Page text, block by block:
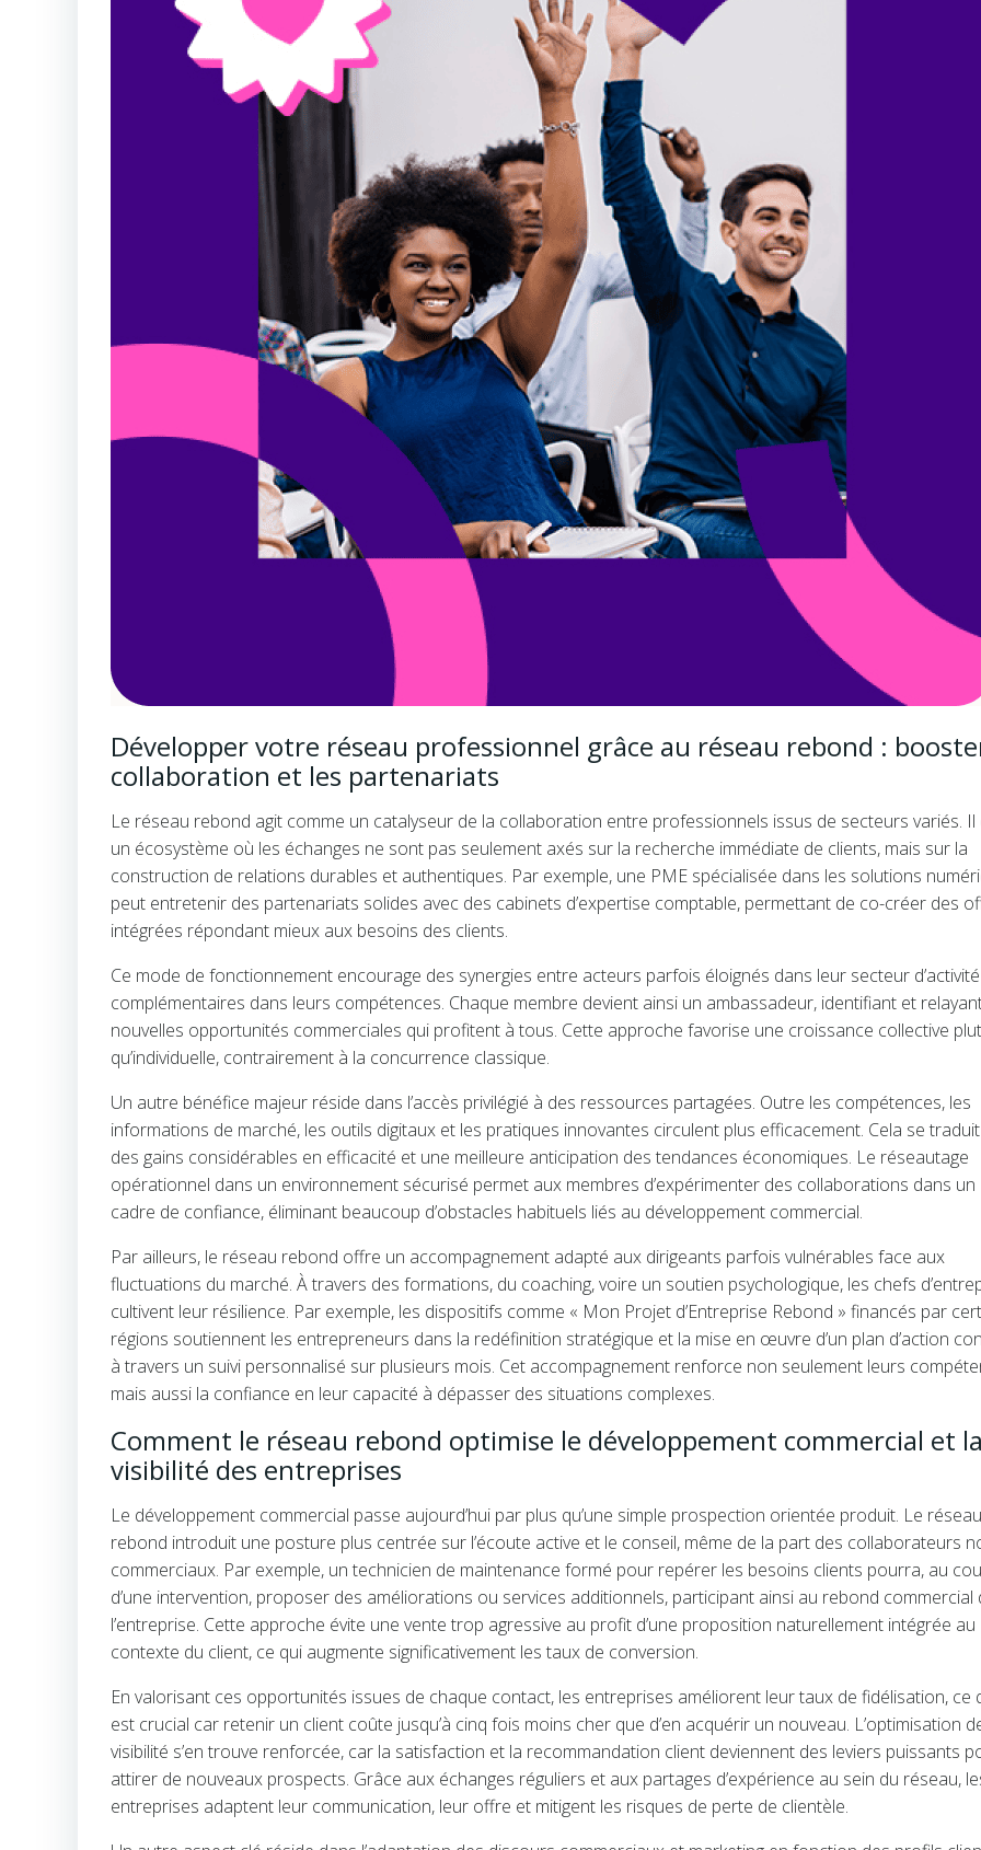
Développer votre réseau professionnel grâce au réseau rebond :
collaboration et les partenariats
Le réseau rebond agit comme un catalyseur de la collaboration entre professionnels issus de secteurs variés. Il
un écosystème où les échanges ne sont pas seulement axés sur la recherche immédiate de clients, mais sur la
construction de relations durables et authentiques. Par exemple, une PME spécialisée dans les solutions
peut entretenir des partenariats solides avec des cabinets d’expertise comptable, permettant de co-créer des
intégrées répondant mieux aux besoins des clients.
Ce mode de fonctionnement encourage des synergies entre acteurs parfois éloignés dans leur secteur
complémentaires dans leurs compétences. Chaque membre devient ainsi un ambassadeur, identifiant et
nouvelles opportunités commerciales qui profitent à tous. Cette approche favorise une croissance collective
qu’individuelle, contrairement à la concurrence classique.
Un autre bénéfice majeur réside dans l’accès privilégié à des ressources partagées. Outre les compétences, les
informations de marché, les outils digitaux et les pratiques innovantes circulent plus efficacement. Cela se
des gains considérables en efficacité et une meilleure anticipation des tendances économiques. Le réseautage
opérationnel dans un environnement sécurisé permet aux membres d’expérimenter des collaborations dans un
cadre de confiance, éliminant beaucoup d’obstacles habituels liés au développement commercial.
Par ailleurs, le réseau rebond offre un accompagnement adapté aux dirigeants parfois vulnérables face aux
fluctuations du marché. À travers des formations, du coaching, voire un soutien psychologique, les chefs
cultivent leur résilience. Par exemple, les dispositifs comme « Mon Projet d’Entreprise Rebond » financés par
régions soutiennent les entrepreneurs dans la redéfinition stratégique et la mise en œuvre d’un plan d’action
à travers un suivi personnalisé sur plusieurs mois. Cet accompagnement renforce non seulement leurs
mais aussi la confiance en leur capacité à dépasser des situations complexes.
Comment le réseau rebond optimise le développement commercial et la
visibilité des entreprises
Le développement commercial passe aujourd’hui par plus qu’une simple prospection orientée produit. Le réseau
rebond introduit une posture plus centrée sur l’écoute active et le conseil, même de la part des collaborateurs
commerciaux. Par exemple, un technicien de maintenance formé pour repérer les besoins clients pourra, au
d’une intervention, proposer des améliorations ou services additionnels, participant ainsi au rebond commercial
l’entreprise. Cette approche évite une vente trop agressive au profit d’une proposition naturellement intégrée au
contexte du client, ce qui augmente significativement les taux de conversion.
En valorisant ces opportunités issues de chaque contact, les entreprises améliorent leur taux de fidélisation, ce
est crucial car retenir un client coûte jusqu’à cinq fois moins cher que d’en acquérir un nouveau. L’optimisation
visibilité s’en trouve renforcée, car la satisfaction et la recommandation client deviennent des leviers puissants
attirer de nouveaux prospects. Grâce aux échanges réguliers et aux partages d’expérience au sein du réseau,
entreprises adaptent leur communication, leur offre et mitigent les risques de perte de clientèle.